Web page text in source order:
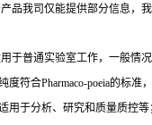
品我司仅能提供部分信息，
于普通实验室工作，一般情
度符合Pharmaco-poeia的标准
用于分析、研究和质量质控等